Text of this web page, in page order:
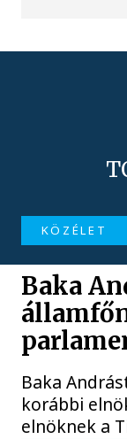
KÖZÉLET
Baka
Baka
korábbi
elnöknek a